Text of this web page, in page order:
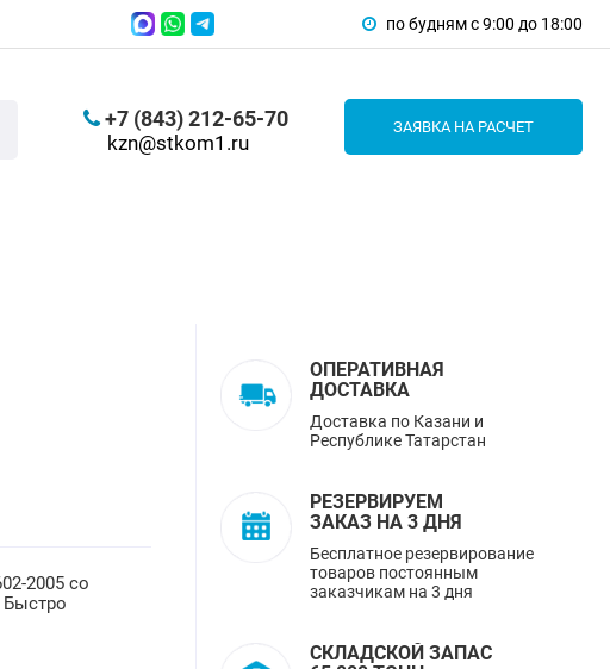
по будням с 9:00 до 18:00
+7 (843) 212-65-70
kzn@stkom1.ru
ЗАЯВКА НА РАСЧЕТ
2005 со
Быстро
ОПЕРАТИВНАЯ
ДОСТАВКА
Доставка по Казани и
Республике Татарстан
РЕЗЕРВИРУЕМ
ЗАКАЗ НА 3 ДНЯ
Бесплатное резервирование
товаров постоянным
заказчикам на 3 дня
СКЛАДСКОЙ ЗАПАС